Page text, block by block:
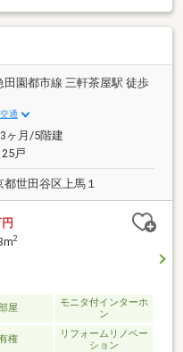
ア屈指のハイクオリティ
件！！区分マンションの
売主として直接ご案内・
件多数ご用意プロの目利
は当社HPへ◎新規リノベ
年11月完成予定 「新
で」
田園都市線 三軒茶屋駅 徒歩
通
ヶ月/5階建
戸
都世田谷区上馬１
2
屋
モニタ付インターホ
ン
権
リフォームリノベー
ション